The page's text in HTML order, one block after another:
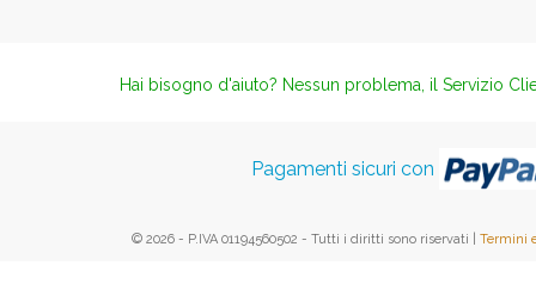
Hai bisogno d'aiuto? Nessun problema, il Servizio
Pagamenti sicuri con
© 2026 - P.IVA 01194560502 - Tutti i diritti sono riservati | Termini